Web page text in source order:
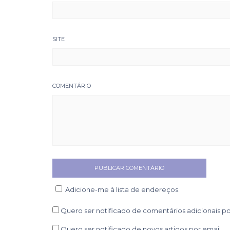
SITE
COMENTÁRIO
Adicione-me à lista de endereços.
Quero ser notificado de comentários adicionais